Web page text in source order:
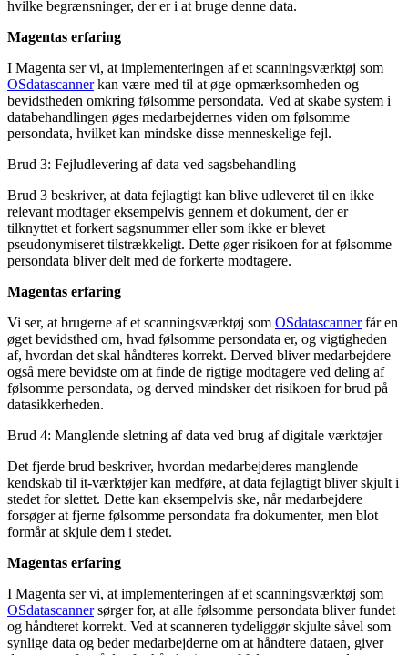
hvilke begrænsninger, der er i at bruge denne data.
Magentas erfaring
I Magenta ser vi, at implementeringen af et scanningsværktøj som
OSdatascannerkan være med til at øge opmærksomheden og
bevidstheden omkring følsomme persondata. Ved at skabe system i
databehandlingen øges medarbejdernes viden om følsomme
persondata, hvilket kan mindske disse menneskelige fejl.
Brud 3: Fejludlevering af data ved sagsbehandling
Brud 3 beskriver, at data fejlagtigt kan blive udleveret til en ikke
relevant modtager eksempelvis gennem et dokument, der er
tilknyttet et forkert sagsnummer eller som ikke er blevet
pseudonymiseret tilstrækkeligt. Dette øger risikoen for at følsomme
persondata bliver delt med de forkerte modtagere.
Magentas erfaring
Vi ser, at brugerne af et scanningsværktøj som OSdatascannerfår en
øget bevidsthed om, hvad følsomme persondata er, og vigtigheden
af, hvordan det skal håndteres korrekt. Derved bliver medarbejdere
også mere bevidste om at finde de rigtige modtagere ved deling af
følsomme persondata, og derved mindsker det risikoen for brud på
datasikkerheden.
Brud 4: Manglende sletning af data ved brug af digitale værktøjer
Det fjerde brud beskriver, hvordan medarbejderes manglende
kendskab til it-værktøjer kan medføre, at data fejlagtigt bliver skjult i
stedet for slettet. Dette kan eksempelvis ske, når medarbejdere
forsøger at fjerne følsomme persondata fra dokumenter, men blot
formår at skjule dem i stedet.
Magentas erfaring
I Magenta ser vi, at implementeringen af et scanningsværktøj som
OSdatascannersørger for, at alle følsomme persondata bliver fundet
og håndteret korrekt. Ved at scanneren tydeliggør skjulte såvel som
synlige data og beder medarbejderne om at håndtere dataen, giver